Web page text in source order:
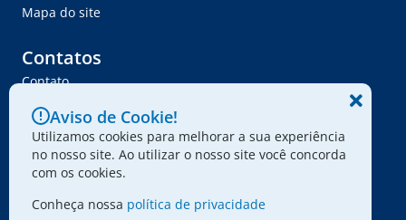
Mapa do site
Contatos
Contato
Ser Fornecedor
Envie seu projeto
Aviso de Cookie!
Utilizamos cookies para melhorar a sua experiência
no nosso site. Ao utilizar o nosso site você concorda
com os cookies.
Conheça nossa política de privacidade